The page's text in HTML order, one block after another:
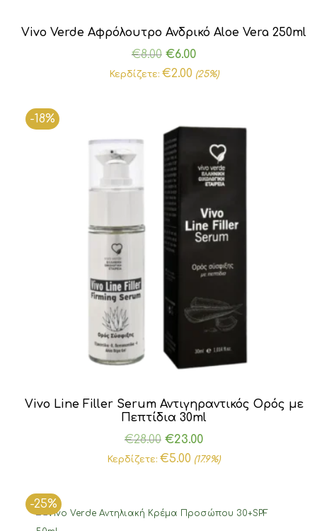
Vivo Verde Αφρόλουτρο Ανδρικό Aloe Vera 250ml
€8.00 Original
price
€6.00Η
τρέχουσα
€6.00.
Κερδίζετε: €2.00 (25%)
-18%
Vivo Line Filler Serum Αντιγηραντικός Ορός με
Πεπτίδια 30ml
€28.00 Original
price
€23.00Η
τρέχουσα
€23.00.
Κερδίζετε: €5.00 (17.9%)
-25%